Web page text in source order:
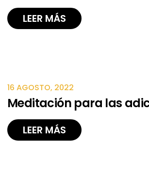
LEER MÁS
16 AGOSTO, 2022
Meditación para las
LEER MÁS